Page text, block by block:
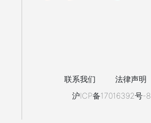
联系我们 法律声明
沪ICP备17016392号-8